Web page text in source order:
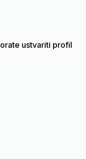
ustvariti profil